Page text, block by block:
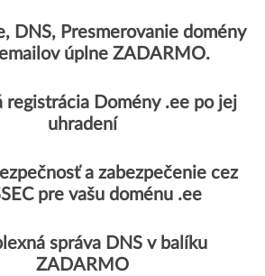
DNS, Presmerovanie domény
úplne ZADARMO.
registrácia Domény .ee po jej
uhradení
a zabezpečenie cez
pre vašu doménu .ee
správa DNS v balíku
ZADARMO